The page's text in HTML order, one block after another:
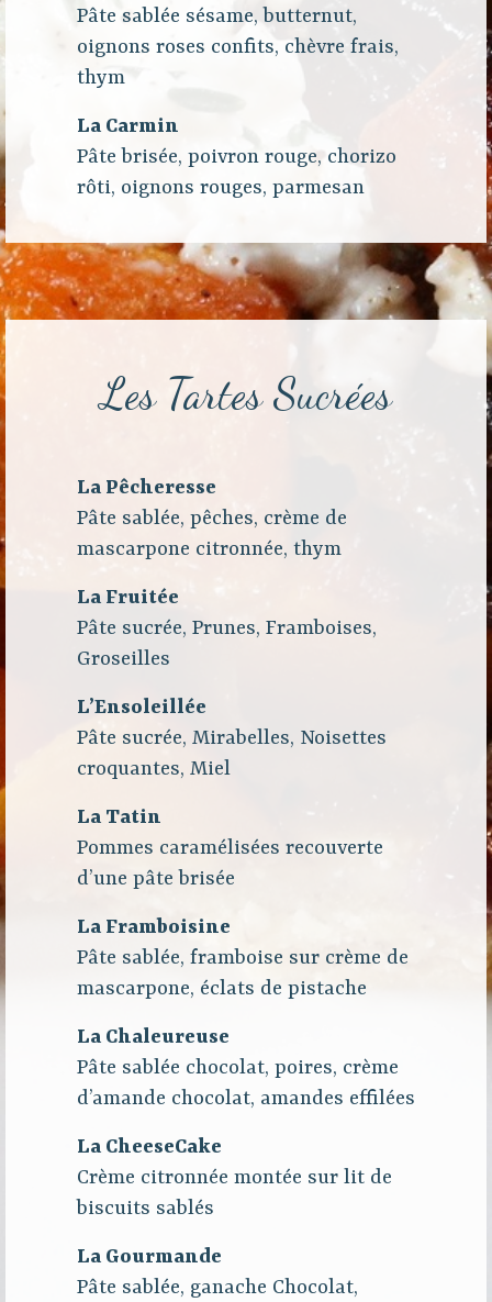
Pâte sablée sésame, butternut,
oignons roses confits, chèvre frais,
thym
La Carmin
Pâte brisée, poivron rouge, chorizo
rôti, oignons rouges, parmesan
Les Tartes Sucrées
La Pêcheresse
Pâte sablée, pêches, crème de
mascarpone citronnée, thym
La Fruitée
Pâte sucrée, Prunes, Framboises,
Groseilles
L’Ensoleillée
Pâte sucrée, Mirabelles, Noisettes
croquantes, Miel
La Tatin
Pommes caramélisées recouverte
d’une pâte brisée
La Framboisine
Pâte sablée, framboise sur crème de
mascarpone, éclats de pistache
La Chaleureuse
Pâte sablée chocolat, poires, crème
d’amande chocolat, amandes effilées
La CheeseCake
Crème citronnée montée sur lit de
biscuits sablés
La Gourmande
Pâte sablée, ganache Chocolat,